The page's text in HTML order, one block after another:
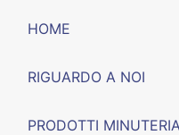
HOME
RIGUARDO A NOI
PRODOTTI